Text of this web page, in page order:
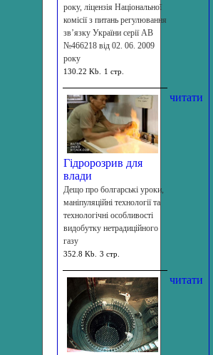
року, ліцензія Національної
комісії з питань регулювання
зв’язку України серії АВ
№466218 від 02. 06. 2009
року
130.22 Kb. 1 стр.
Гідророзрив для
влади
Дещо про болгарські уроки,
маніпуляційні технології та
технологічні особливості
видобутку нетрадиційного
газу
352.8 Kb. 3 стр.
читати
читати